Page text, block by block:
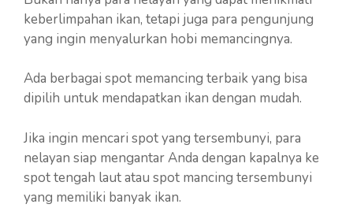
keberlimpahan ikan, tetapi juga para pengunjung
yang ingin menyalurkan hobi memancingnya.
Ada berbagai spot memancing terbaik yang bisa
dipilih untuk mendapatkan ikan dengan mudah.
Jika ingin mencari spot yang tersembunyi, para
nelayan siap mengantar Anda dengan kapalnya ke
spot tengah laut atau spot mancing tersembunyi
yang memiliki banyak ikan.